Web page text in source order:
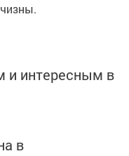
и интересным в
в